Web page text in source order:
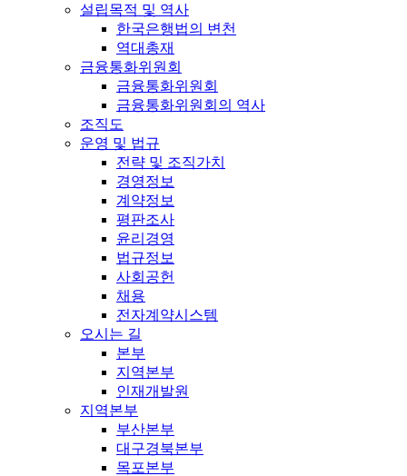
설립목적 및 역사
한국은행법의 변천
역대총재
금융통화위원회
금융통화위원회
금융통화위원회의 역사
조직도
운영 및 법규
전략 및 조직가치
경영정보
계약정보
평판조사
윤리경영
법규정보
사회공헌
채용
전자계약시스템
오시는 길
본부
지역본부
인재개발원
지역본부
부산본부
대구경북본부
목포본부